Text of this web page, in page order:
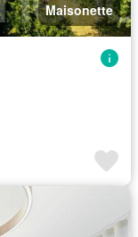
Maisonette